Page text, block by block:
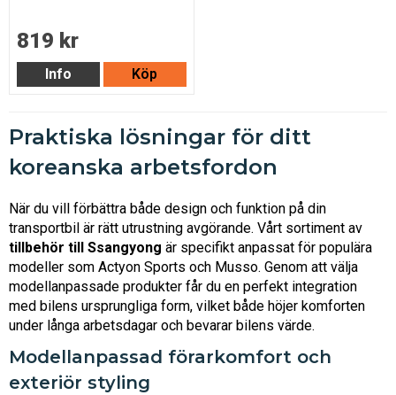
819 kr
Info Köp
Praktiska lösningar för ditt
koreanska arbetsfordon
När du vill förbättra både design och funktion på din
transportbil är rätt utrustning avgörande. Vårt sortiment av
tillbehör till Ssangyong är specifikt anpassat för populära
modeller som Actyon Sports och Musso. Genom att välja
modellanpassade produkter får du en perfekt integration
med bilens ursprungliga form, vilket både höjer komforten
under långa arbetsdagar och bevarar bilens värde.
Modellanpassad förarkomfort och
exteriör styling